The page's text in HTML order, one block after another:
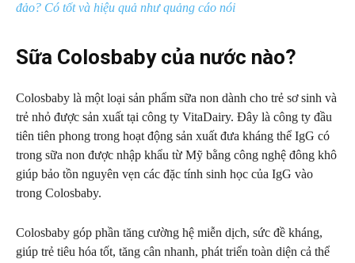
đảo? Có tốt và hiệu quả như quảng cáo nói
Sữa Colosbaby của nước nào?
Colosbaby là một loại sản phẩm sữa non dành cho trẻ sơ sinh và
trẻ nhỏ được sản xuất tại công ty VitaDairy. Đây là công ty đầu
tiên tiên phong trong hoạt động sản xuất đưa kháng thể IgG có
trong sữa non được nhập khẩu từ Mỹ bằng công nghệ đông khô
giúp bảo tồn nguyên vẹn các đặc tính sinh học của IgG vào
trong Colosbaby.
Colosbaby góp phần tăng cường hệ miễn dịch, sức đề kháng,
giúp trẻ tiêu hóa tốt, tăng cân nhanh, phát triển toàn diện cả thể